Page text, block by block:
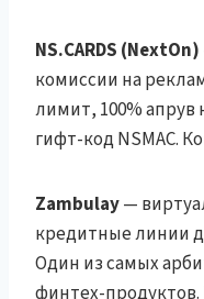
NS.CARDS (NextOn)
комиссии на
лимит, 100% апрув
гифт-код NSMAC.
Zambulay—
кредитные линии
Один из самых
финтех-продуктов.